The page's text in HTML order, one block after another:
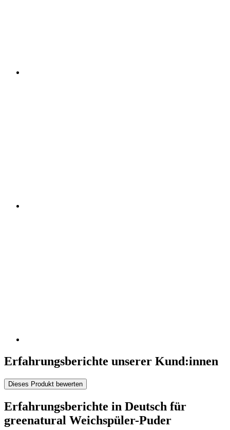
Erfahrungsberichte unserer Kund:innen
Dieses Produkt bewerten
Erfahrungsberichte in Deutsch für
greenatural Weichspüler-Puder